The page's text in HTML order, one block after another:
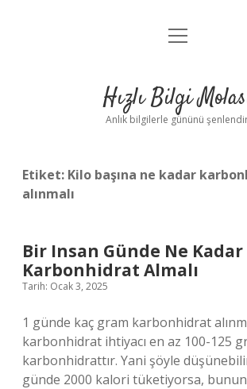
Anasayfa
Yasal Uyarı
menüyü
Hızlı Bilgi
Anlık bilgilerle gününü
Etiket: Kilo başına ne kadar
alınmalı
Bir Insan Günde Ne Kadar
Karbonhidrat Almalı
Tarih: Ocak 3, 2025
1 günde kaç gram karbonhidrat
karbonhidrat ihtiyacı en az 100-125
karbonhidrattır. Yani şöyle
günde 2000 kalori tüketiyorsa,